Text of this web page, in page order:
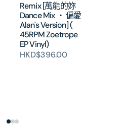
Remix [萬能的妳
Dance Mix ‧ 偏愛
Alan's Version] (
45RPM Zoetrope
EP Vinyl)
HKD$396.00